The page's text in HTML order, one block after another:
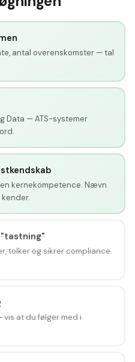
antal overenskomster — tal
Data — ATS-systemer
kernekompetence. Nævn
tolker og sikrer compliance.
vis at du følger med i